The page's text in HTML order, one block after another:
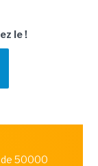
le !
de 50000